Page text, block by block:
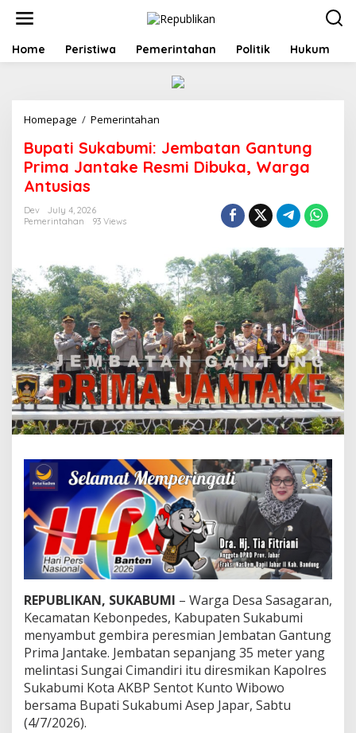
t
Home Peristiwa Pemerintahan Politik Hukum
Homepage / Pemerintahan
p
a
t
b
u
m
i
:
J
e
m
b
a
t
a
n
a
n
t
u
n
g
P
r
i
m
a
J
a
n
a
k
e
Bupati Sukabumi: Jembatan Gantung
Prima Jantake Resmi Dibuka, Warga
Antusias
Dev
July 4, 2026
Pemerintahan
93 Views
REPUBLIKAN, SUKABUMI – Warga Desa Sasagaran,
Kecamatan Kebonpedes, Kabupaten Sukabumi
menyambut gembira peresmian Jembatan Gantung
Prima Jantake. Jembatan sepanjang 35 meter yang
melintasi Sungai Cimandiri itu diresmikan Kapolres
Sukabumi Kota AKBP Sentot Kunto Wibowo
bersama Bupati Sukabumi Asep Japar, Sabtu
(4/7/2026).